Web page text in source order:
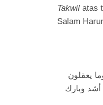
Takwil atas
Salam
يعقلون
أشد وبارك